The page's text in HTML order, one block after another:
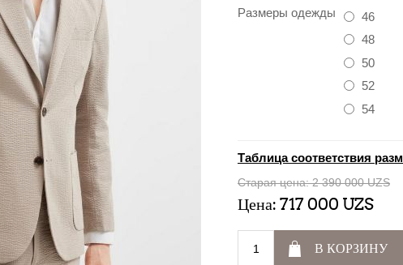
Размеры одежды
46
48
50
52
54
Таблица соответствия
Старая цена: 2 390 000 UZS
Цена: 717 000 UZS
В КОРЗИНУ